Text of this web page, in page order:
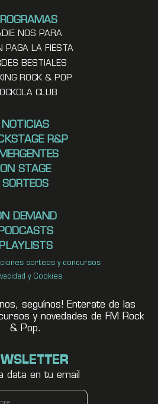
NOS PARA
PAGA LA FIESTA
BESTIALES
ROCK & POP
CLUB
NOTICIAS
R&P
ON STAGE
SORTEOS
DEMAND
PODCASTS
PLAYLISTS
sorteos y concursos
y Cookies
seguínos! Enterate de las
y novedades de FM Rock
& Pop.
data en tu email